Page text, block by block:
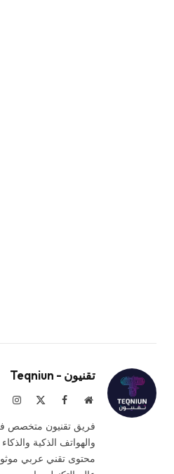
تقنيون - Teqniun
موقعفيسبوك
فريق تقنيون متخصص
والهواتف الذكية
محتوى تقني عربي